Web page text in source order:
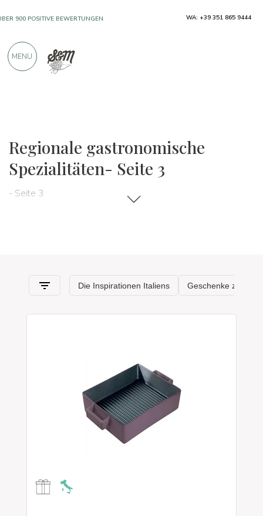
Regionale gastronomische
Spezialitäten- Seite 3
- Seite 3
900 POSITIVE BEWERTUNGEN WA: +39 351 865 9444
MENU